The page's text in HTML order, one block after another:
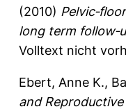
(2010)
long term
Volltext nicht
Ebert, Anne K.,
and